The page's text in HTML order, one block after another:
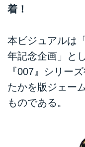
着！
本ビジュアルは
年記念企画」と
『007』シリー
たかを版ジェー
ものである。